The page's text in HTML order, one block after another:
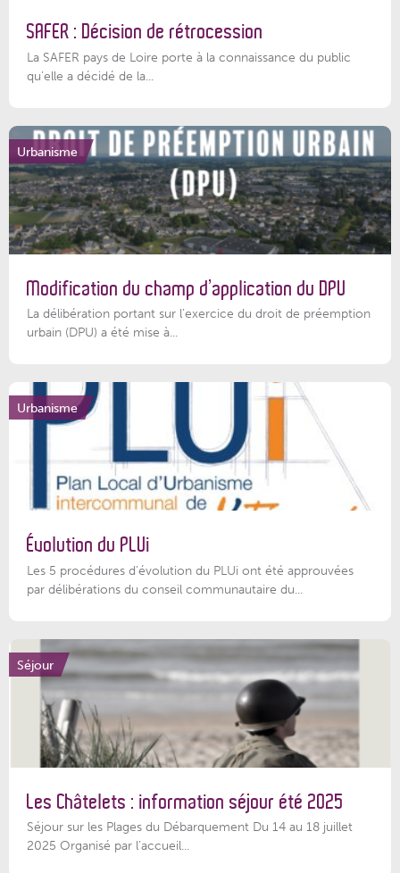
SAFER : Décision de rétrocession
La SAFER pays de Loire porte à la connaissance du public
qu’elle a décidé de la...
Urbanisme
Modification du champ d’application du DPU
La délibération portant sur l’exercice du droit de préemption
urbain (DPU) a été mise à...
Urbanisme
Évolution du PLUi
Les 5 procédures d’évolution du PLUi ont été approuvées
par délibérations du conseil communautaire du...
Séjour
Les Châtelets : information séjour été 2025
Séjour sur les Plages du Débarquement Du 14 au 18 juillet
2025 Organisé par l’accueil...